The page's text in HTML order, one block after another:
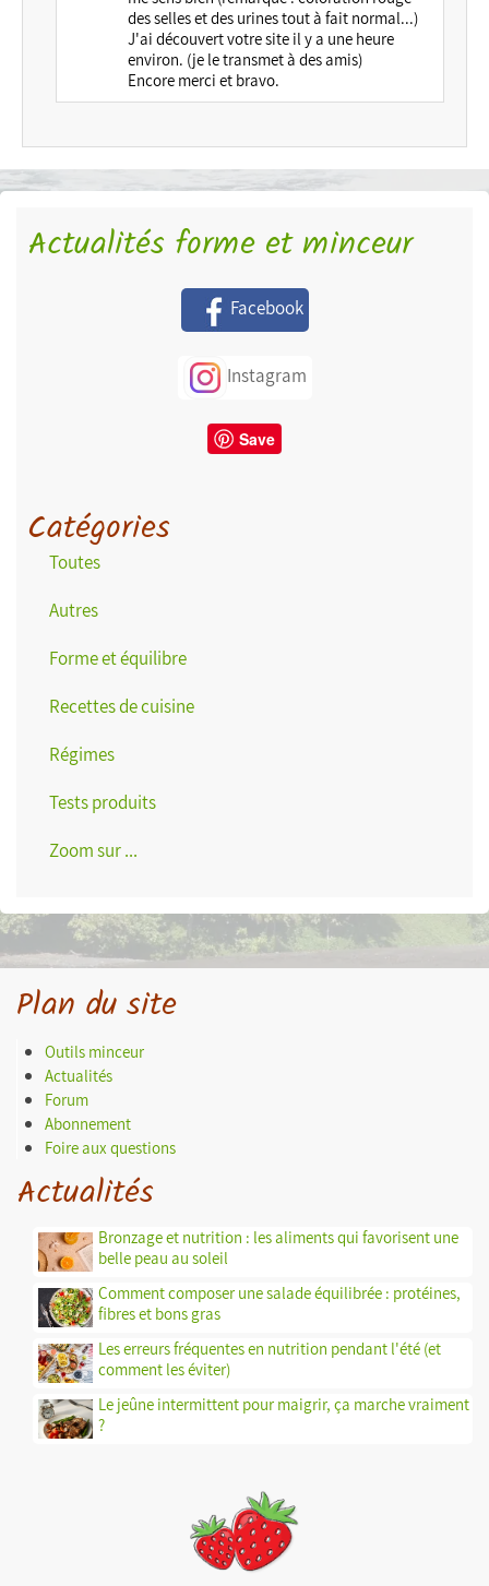
des selles et des urines tout à fait normal...)
J'ai découvert votre site il y a une heure
environ. (je le transmet à des amis)
Encore merci et bravo.
Actualités forme et minceur
Facebook
Instagram
Save
Catégories
Toutes
Autres
Forme et équilibre
Recettes de cuisine
Régimes
Tests produits
Zoom sur ...
Plan du site
Outils minceur
Actualités
Forum
Abonnement
Foire aux questions
Actualités
Bronzage et nutrition : les aliments qui favorisent une
belle peau au soleil
Comment composer une salade équilibrée : protéines,
fibres et bons gras
Les erreurs fréquentes en nutrition pendant l'été (et
comment les éviter)
Le jeûne intermittent pour maigrir, ça marche vraiment
?